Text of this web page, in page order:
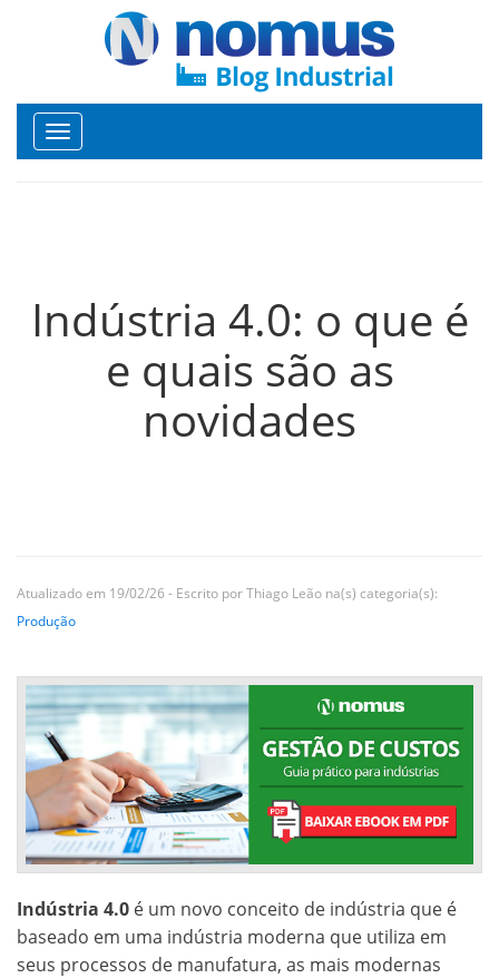
Toggle
navigation
Indústria 4.0: o que é
e quais são as
novidades
Atualizado em 19/02/26 - Escrito por Thiago Leão na(s) categoria(s):
Produção
Indústria 4.0 é um novo conceito de indústria que é
baseado em uma indústria moderna que utiliza em
seus processos de manufatura, as mais modernas